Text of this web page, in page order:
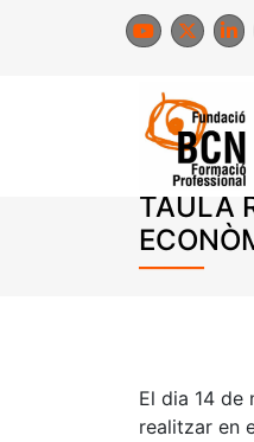
TAULA
El dia 14
realitzar en